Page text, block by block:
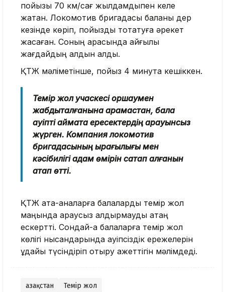
пойызы 70 км/сағ жылдамдықпен келе
жатқан. Локомотив бригадасы баланы дер
кезінде көріп, пойызды тоқтатуға әрекет
жасаған. Соның арқасында қайғылы
жағдайдың алдын алды.
ҚТЖ мәліметінше, пойыз 4 минутқа кешіккен.
Темір жол учаскесі қоршаумен
жабдықталғанына қарамастан, бала
қауіпті аймақта ересектердің қарауынсыз
жүрген. Компания локомотив
бригадасының қырағылығы мен
кәсібилігі адам өмірін сақтап қалғанын
атап өтті.
ҚТЖ ата-аналарға балаларды темір жол
маңында қараусыз қалдырмауды қатаң
ескертті. Сондай-ақ балаларға темір жол
көлігі нысандарында қауіпсіздік ережелерін
ұдайы түсіндіріп отыру қажеттігін мәлімдеді.
Қазақстан Темір жол